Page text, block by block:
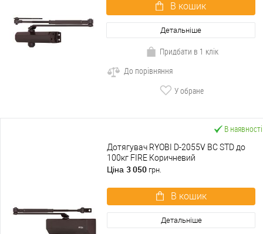
В кошик
Детальніше
Придбати в 1 клік
До порівняння
У обране
В наявності
Дотягувач RYOBI D-2055V BC STD до
100кг FIRE Коричневий
Ціна 3 050 грн.
В кошик
Детальніше